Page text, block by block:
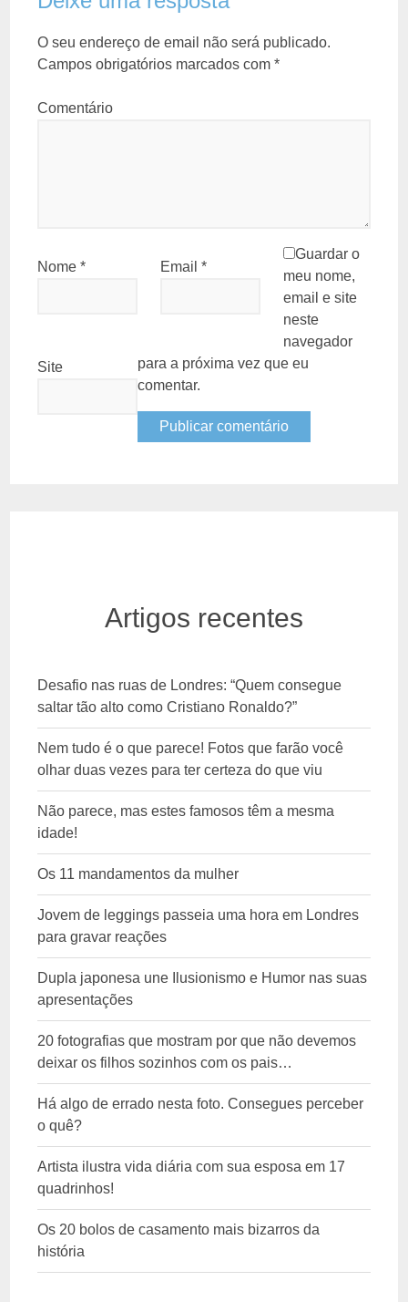
O seu endereço de email não será publicado.
Campos obrigatórios marcados com*
Comentário
Nome* Email *
Site
Guardar o
meu nome,
email e site
neste
navegador
para a próxima vez que eu
comentar.
Artigos recentes
Desafio nas ruas de Londres: “Quem consegue
saltar tão alto como Cristiano Ronaldo?”
Nem tudo é o que parece! Fotos que farão você
olhar duas vezes para ter certeza do que viu
Não parece, mas estes famosos têm a mesma
idade!
Os 11 mandamentos da mulher
Jovem de leggings passeia uma hora em Londres
para gravar reações
Dupla japonesa une Ilusionismo e Humor nas suas
apresentações
20 fotografias que mostram por que não devemos
deixar os filhos sozinhos com os pais…
Há algo de errado nesta foto. Consegues perceber
o quê?
Artista ilustra vida diária com sua esposa em 17
quadrinhos!
Os 20 bolos de casamento mais bizarros da
história